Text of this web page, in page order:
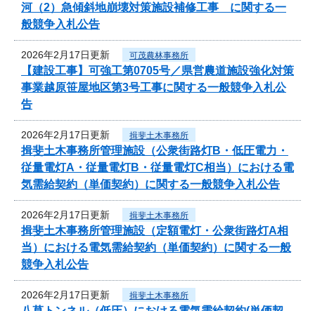
河（2）急傾斜地崩壊対策施設補修工事 に関する一
般競争入札公告
2026年2月17日更新 可茂農林事務所
【建設工事】可強工第0705号／県営農道施設強化対策
事業越原笹屋地区第3号工事に関する一般競争入札公
告
2026年2月17日更新 揖斐土木事務所
揖斐土木事務所管理施設（公衆街路灯B・低圧電力・
従量電灯A・従量電灯B・従量電灯C相当）における電
気需給契約（単価契約）に関する一般競争入札公告
2026年2月17日更新 揖斐土木事務所
揖斐土木事務所管理施設（定額電灯・公衆街路灯A相
当）における電気需給契約（単価契約）に関する一般
競争入札公告
2026年2月17日更新 揖斐土木事務所